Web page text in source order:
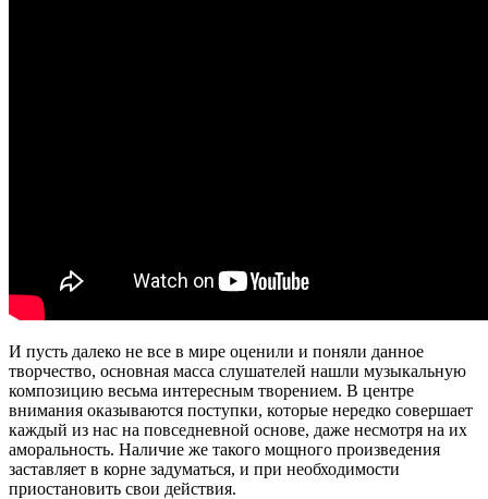
И пусть далеко не все в мире оценили и поняли данное
творчество, основная масса слушателей нашли музыкальную
композицию весьма интересным творением. В центре
внимания оказываются поступки, которые нередко совершает
каждый из нас на повседневной основе, даже несмотря на их
аморальность. Наличие же такого мощного произведения
заставляет в корне задуматься, и при необходимости
приостановить свои действия.